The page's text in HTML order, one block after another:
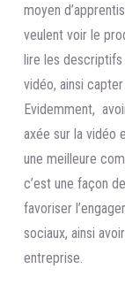
moyen
veulent voir le
lire les
vidéo, ainsi
Evidemment,
axée sur la vidéo
une meilleure
c’est une façon
favoriser
sociaux, ainsi
entreprise.